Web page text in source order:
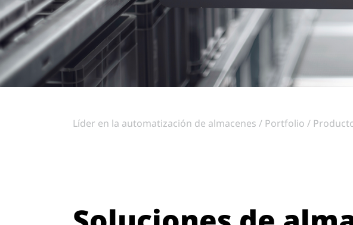
Líder en la automatización de almacenes Portfolio